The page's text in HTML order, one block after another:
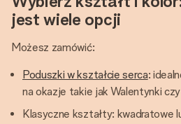
jest wiele opcji
Możesz zamówić:
Poduszki w kształcie serca:
na okazje takie jak Walentynki
Klasyczne kształty: kwadratowe